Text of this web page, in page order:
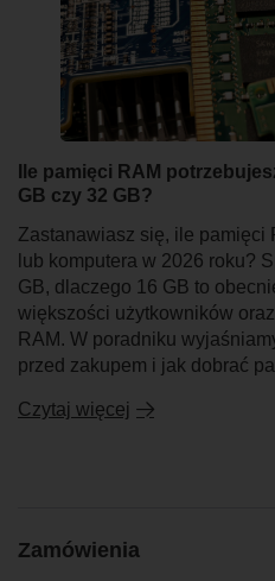
Ile pamięci RAM
GB czy 32 GB?
Zastanawiasz się, ile pamięci
lub komputera w 2026 roku?
GB, dlaczego 16 GB to
większości użytkowników
RAM. W poradniku
przed zakupem i jak dobrać
Czytaj więcej
Zamówienia